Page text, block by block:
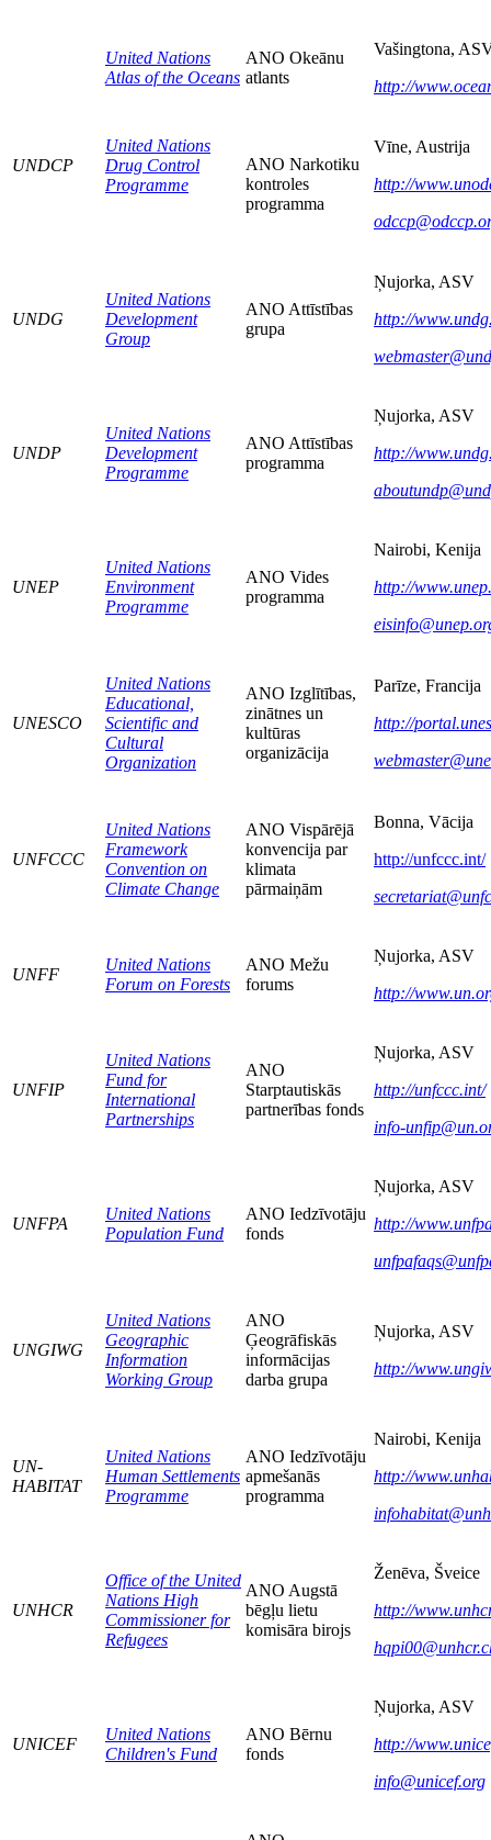
United Nations
Atlas of the Oceans
ANO Okeānu
atlants
Vašingtona,
http://
UNDCP
United Nations
Drug Control
Programme
ANO Narkotiku
kontroles
programma
Vīne, Austrija
http://
UNDG
United Nations
Development
Group
ANO Attīstības
grupa
Ņujorka, ASV
http://
UNDP
United Nations
Development
Programme
ANO Attīstības
programma
Ņujorka, ASV
http://
UNEP
United Nations
Environment
Programme
ANO Vides
programma
Nairobi, Kenija
http://
UNESCO
United Nations
Educational,
Scientific and
Cultural
Organization
ANO Izglītības,
zinātnes un
kultūras
organizācija
Parīze, Francija
http://
UNFCCC
United Nations
Framework
Convention on
Climate Change
ANO Vispārējā
konvencija par
klimata
pārmaiņām
Bonna, Vācija
http://unfccc.int/
UNFF
United Nations
Forum on Forests
ANO Mežu
forums
Ņujorka, ASV
http://
UNFIP
United Nations
Fund for
International
Partnerships
ANO
Starptautiskās
partnerības fonds
Ņujorka, ASV
http://unfccc.int/
info-
UNFPA
United Nations
Population Fund
ANO Iedzīvotāju
fonds
Ņujorka, ASV
http://
UNGIWG
United Nations
Geographic
Information
Working Group
ANO
Ģeogrāfiskās
informācijas
darba grupa
Ņujorka, ASV
http://
UN-
HABITAT
United Nations
Human Settlements
Programme
ANO Iedzīvotāju
apmešanās
programma
Nairobi, Kenija
http://
UNHCR
Office of the United
Nations High
Commissioner for
Refugees
ANO Augstā
bēgļu lietu
komisāra birojs
Ženēva, Šveice
http://
UNICEF
United Nations
Children's Fund
ANO Bērnu
fonds
Ņujorka, ASV
http://
info@unicef.org